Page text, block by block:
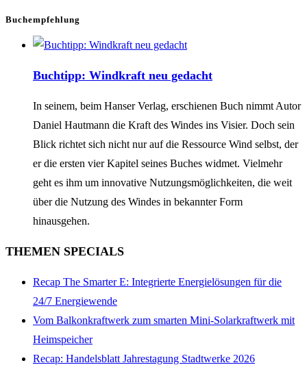
Buchempfehlung
Buchtipp: Windkraft neu gedacht
In seinem, beim Hanser Verlag, erschienen Buch nimmt Autor
Daniel Hautmann die Kraft des Windes ins Visier. Doch sein
Blick richtet sich nicht nur auf die Ressource Wind selbst, der
er die ersten vier Kapitel seines Buches widmet. Vielmehr
geht es ihm um innovative Nutzungsmöglichkeiten, die weit
über die Nutzung des Windes in bekannter Form
hinausgehen.
THEMEN SPECIALS
Recap The Smarter E: Integrierte Energielösungen für die
24/7 Energiewende
Vom Balkonkraftwerk zum smarten Mini-Solarkraftwerk mit
Heimspeicher
Recap: Handelsblatt Jahrestagung Stadtwerke 2026